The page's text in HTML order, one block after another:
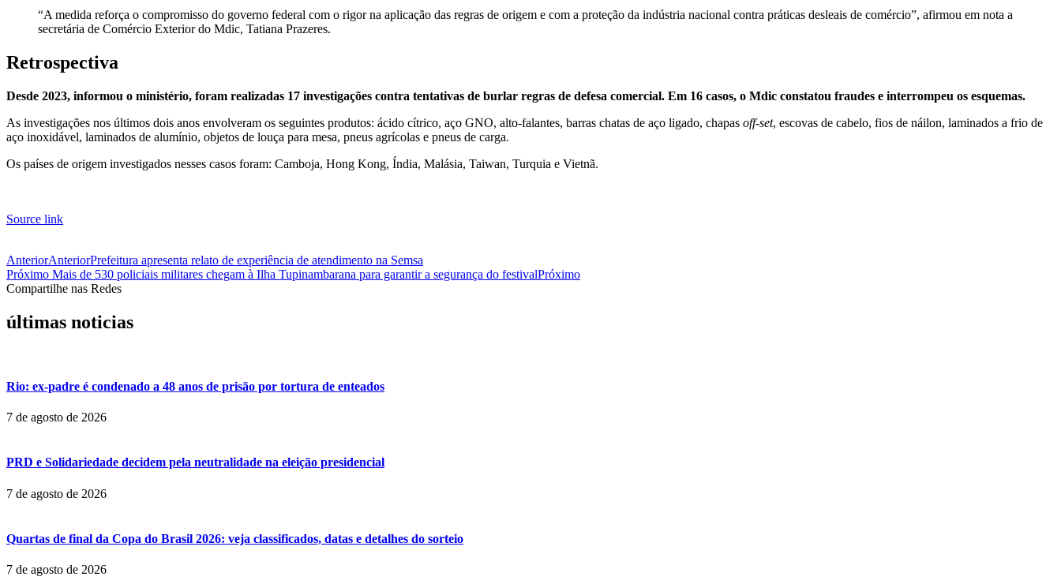
“A medida reforça o compromisso do governo federal com o rigor na aplicação das regras de origem e com a proteção da indústria nacional contra práticas desleais de comércio”, afirmou em nota a
secretária de Comércio Exterior do Mdic, Tatiana Prazeres.
Retrospectiva
Desde 2023, informou o ministério, foram realizadas 17 investigações contra tentativas de burlar regras de defesa comercial. Em 16 casos, o Mdic constatou fraudes e interrompeu os esquemas.
As investigações nos últimos dois anos envolveram os seguintes produtos: ácido cítrico, aço GNO, alto-falantes, barras chatas de aço ligado, chapas off-set, escovas de cabelo, fios de náilon, laminados a frio de
aço inoxidável, laminados de alumínio, objetos de louça para mesa, pneus agrícolas e pneus de carga.
Os países de origem investigados nesses casos foram: Camboja, Hong Kong, Índia, Malásia, Taiwan, Turquia e Vietnã.
Source link
AnteriorAnteriorPrefeitura apresenta relato de experiência de atendimento na Semsa
Próximo Mais de 530 policiais militares chegam à Ilha Tupinambarana para garantir a segurança do festivalPróximo
Compartilhe nas Redes
últimas noticias
Rio: ex-padre é condenado a 48 anos de prisão por tortura de enteados
7 de agosto de 2026
PRD e Solidariedade decidem pela neutralidade na eleição presidencial
7 de agosto de 2026
Quartas de final da Copa do Brasil 2026: veja classificados, datas e detalhes do sorteio
7 de agosto de 2026